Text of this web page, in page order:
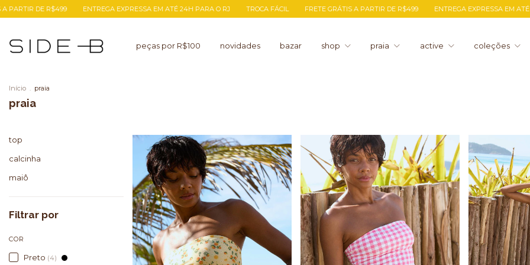
24H PARA O RJ TROCA FÁCIL FRETE GRÁTIS A PARTIR DE R$499 ENTREGA EXPRESSA EM ATÉ 24H PARA O RJ TROCA FÁCIL FRETE
peças por R$100 novidades bazar shop praia active coleções
Início . praia
praia
top
calcinha
maiô
Filtrar por
COR
Preto (4)